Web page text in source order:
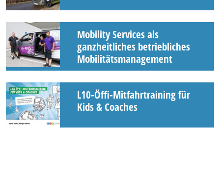
Mobility Services als
ganzheitliches betriebliches
Mobilitätsmanagement
L10-Öffi-Mitfahrtraining für
Kids & Coaches